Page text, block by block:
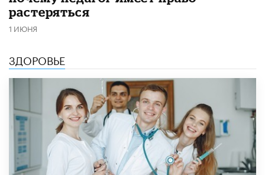
растеряться
1 ИЮНЯ
ЗДОРОВЬЕ